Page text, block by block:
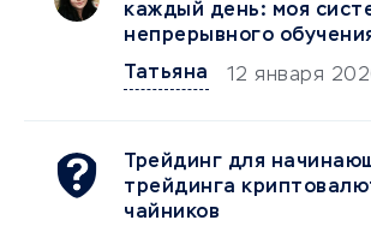
каждый день: моя
непрерывного
Татьяна
12 января
Трейдинг для
трейдинга
чайников